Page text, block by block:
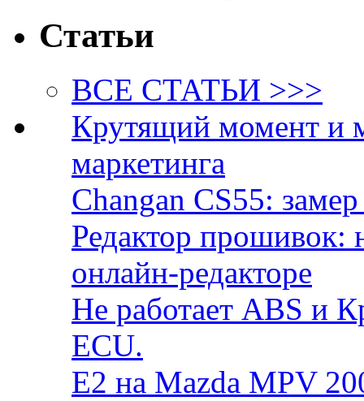
Статьи
ВСЕ СТАТЬИ >>>
Крутящий момент и
маркетинга
Changan CS55:
Редактор прошивок:
онлайн-редакторе
Не работает ABS и
ECU.
E2 на Mazda MPV